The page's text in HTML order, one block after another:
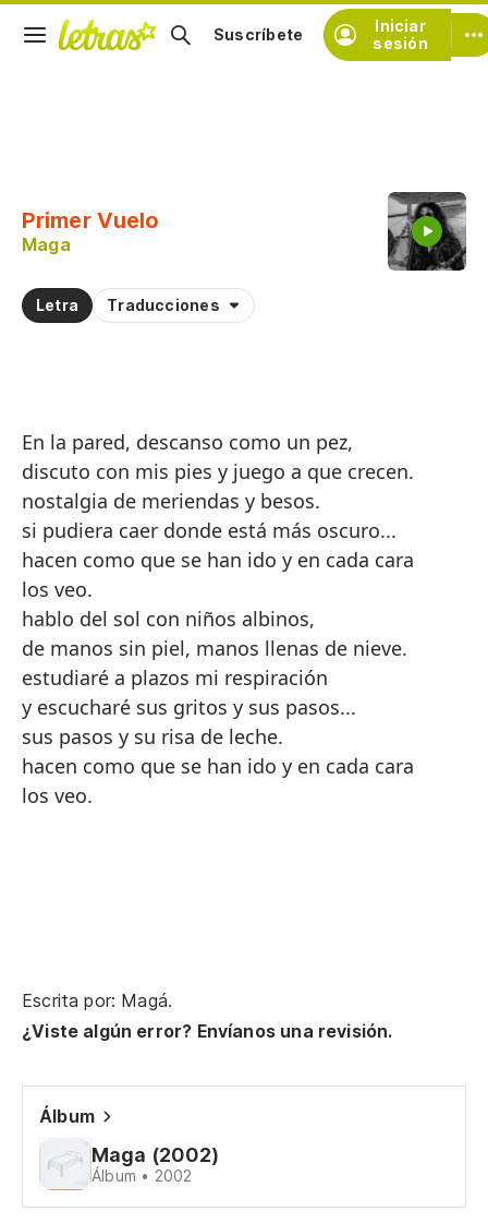
Iniciar
sesión
Suscríbete
Primer Vuelo
Maga
Letra Traducciones
En la pared, descanso como un pez,
discuto con mis pies y juego a que crecen.
nostalgia de meriendas y besos.
si pudiera caer donde está más oscuro...
hacen como que se han ido y en cada cara
los veo.
hablo del sol con niños albinos,
de manos sin piel, manos llenas de nieve.
estudiaré a plazos mi respiración
y escucharé sus gritos y sus pasos...
sus pasos y su risa de leche.
hacen como que se han ido y en cada cara
los veo.
Escrita por: Magá.
¿Viste algún error? Envíanos una revisión.
Álbum
Maga (2002)
Álbum • 2002
Practicar la pronunciación de